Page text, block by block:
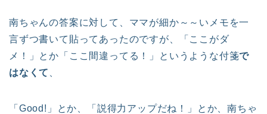
南ちゃんの答案に対して、ママが細か～～いメモを一
言ずつ書いて貼ってあったのですが、「ここがダ
メ！」とか「ここ間違ってる！」というような付箋で
はなくて
「Good!」とか、「説得力アップだね！」とか、南ちゃ